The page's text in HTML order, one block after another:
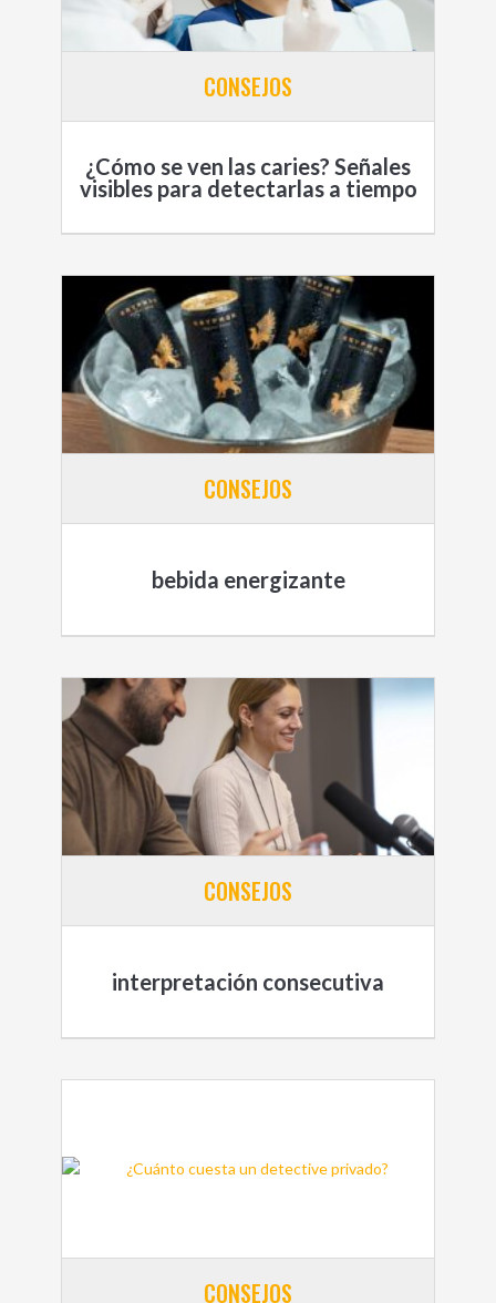
CONSEJOS
¿Cómo se ven las caries? Señales
visibles para detectarlas a tiempo
CONSEJOS
bebida energizante
CONSEJOS
interpretación consecutiva
CONSEJOS